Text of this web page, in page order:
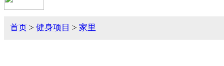
首页 > 健身项目 > 家里